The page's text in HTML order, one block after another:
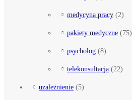
medycyna pracy (2)
pakiety medyczne (75)
psycholog (8)
telekonsultacja (22)
uzależnienie (5)